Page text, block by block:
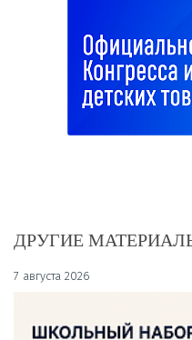
ДРУГИЕ
7 августа 2026